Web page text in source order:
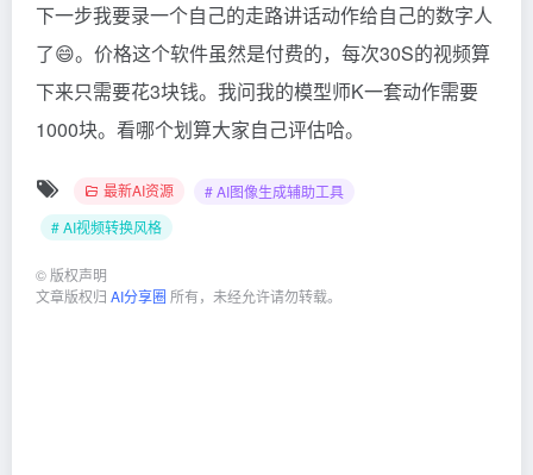
下一步我要录一个自己的走路讲话动作给自己的数字人
了😄。价格这个软件虽然是付费的，每次30S的视频算
下来只需要花3块钱。我问我的模型师K一套动作需要
1000块。看哪个划算大家自己评估哈。
最新AI资源
# AI图像生成辅助工具
# AI视频转换风格
©版权声明
文章版权归 AI分享圈 所有，未经允许请勿转载。